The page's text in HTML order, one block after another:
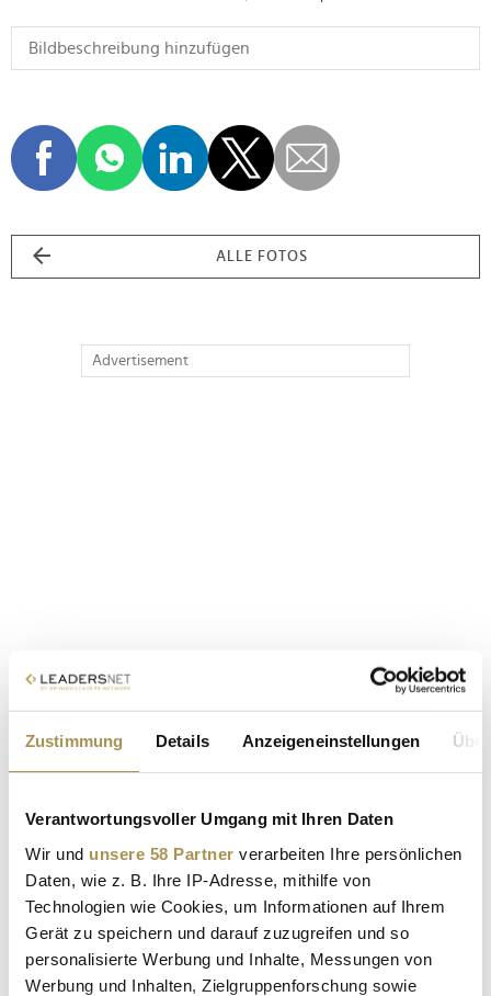
Zustimmung Details Anzeigeneinstellungen
Verantwortungsvoller Umgang mit Ihren Daten
Wir und unsere 58 Partner verarbeiten Ihre persönlichen
Daten, wie z. B. Ihre IP-Adresse, mithilfe von
Technologien wie Cookies, um Informationen auf Ihrem
Gerät zu speichern und darauf zuzugreifen und so
personalisierte Werbung und Inhalte, Messungen von
Werbung und Inhalten, Zielgruppenforschung sowie
ALLE FOTOS
Advertisement